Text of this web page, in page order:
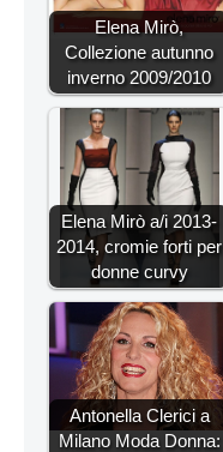
Elena Mirò,
Collezione autunno
inverno 2009/2010
Elena Mirò a/i 2013-
2014, cromie forti per
donne curvy
Antonella Clerici a
Milano Moda Donna: